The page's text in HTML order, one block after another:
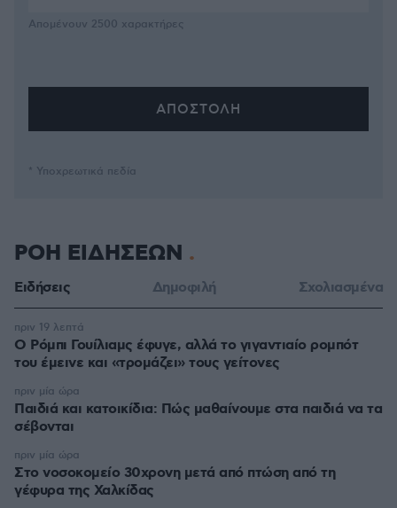
Απομένουν 2500 χαρακτήρες
* Υποχρεωτικά πεδία
ΡΟΗ ΕΙΔΗΣΕΩΝ
Ειδήσεις Δημοφιλή Σχολιασμένα
Ο Ρόμπι Γουίλιαμς έφυγε, αλλά το γιγαντιαίο ρομπότ
του έμεινε και «τρομάζει» τους γείτονες
πριν 19 λεπτά
Παιδιά και κατοικίδια: Πώς μαθαίνουμε στα παιδιά να τα
σέβονται
πριν μία ώρα
Στο νοσοκομείο 30χρονη μετά από πτώση από τη
γέφυρα της Χαλκίδας
πριν μία ώρα